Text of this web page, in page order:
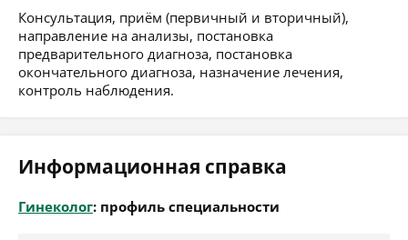
Консультация, приём (первичный и вторичный),
направление на анализы, постановка
предварительного диагноза, постановка
окончательного диагноза, назначение лечения,
контроль наблюдения.
Информационная справка
Гинеколог: профиль специальности